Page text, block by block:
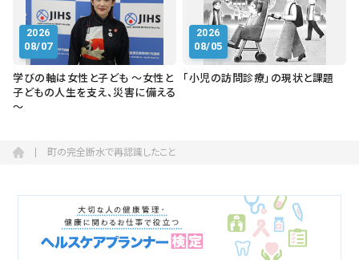
2026
08/07
学びの軸は女性と子ども ～女性と
子どもの人生を支え、災害に備える
～
2026
08/05
「小児の訪問診療」の現状と課題
町の完全断水で再認識したこと